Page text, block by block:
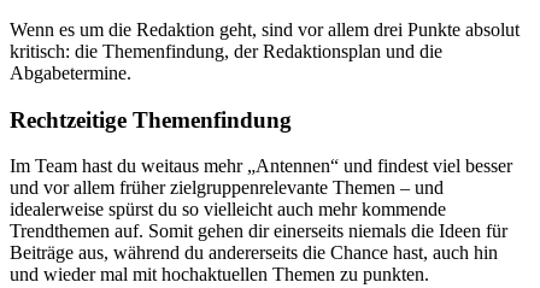
Wenn es um die Redaktion geht, sind vor allem drei Punkte absolut
kritisch: die Themenfindung, der Redaktionsplan und die
Abgabetermine.
Rechtzeitige Themenfindung
Im Team hast du weitaus mehr „Antennen“ und findest viel besser
und vor allem früher zielgruppenrelevante Themen – und
idealerweise spürst du so vielleicht auch mehr kommende
Trendthemen auf. Somit gehen dir einerseits niemals die Ideen für
Beiträge aus, während du andererseits die Chance hast, auch hin
und wieder mal mit hochaktuellen Themen zu punkten.